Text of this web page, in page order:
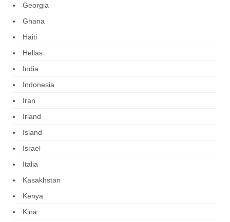
Georgia
Ghana
Haiti
Hellas
India
Indonesia
Iran
Irland
Island
Israel
Italia
Kasakhstan
Kenya
Kina